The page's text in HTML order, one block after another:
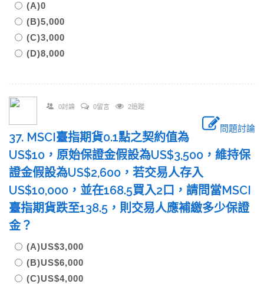
(A)0
(B)5,000
(C)3,000
(D)8,000
0討論 0留言 2追蹤
問題討論
37. MSCI臺指期貨0.1點之契約值為
US$10，原始保證金假設為US$3,500，維持保
證金假設為US$2,600，若交易人存入
US$10,000，並在168.5買入2口，請問當MSCI
臺指期貨跌至138.5，則交易人應補繳多少保證
金？
(A)US$3,000
(B)US$6,000
(C)US$4,000